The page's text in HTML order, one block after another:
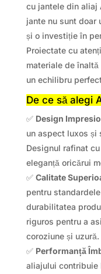
cu jantele din aliaj
jante nu sunt doar
și o investiție în
Proiectate cu
materiale de înaltă
un echilibru
De ce să alegi
✅ Design
un aspect luxos
Designul rafinat
eleganță oricărui
✅ Calitate
pentru
durabilitatea
riguros pentru a
coroziune și uzură.
✅ Performanță
aliajului contribuie